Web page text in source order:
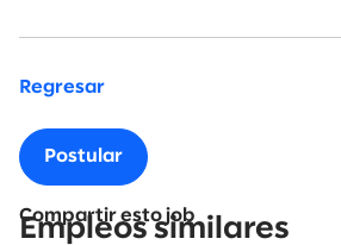
Regresar
Postular
Compartir esto job
Empleos similares